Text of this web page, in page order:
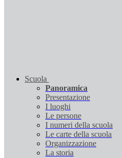
Scuola
Panoramica
Presentazione
I luoghi
Le persone
I numeri della scuola
Le carte della scuola
Organizzazione
La storia